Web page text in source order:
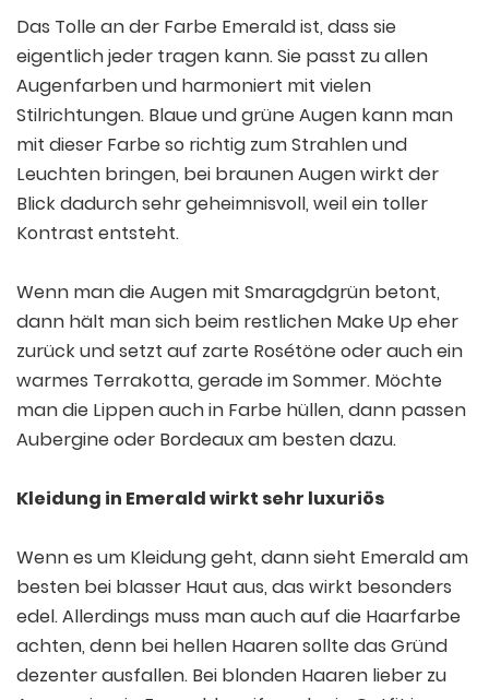
Das Tolle an der Farbe Emerald ist, dass sie
eigentlich jeder tragen kann. Sie passt zu allen
Augenfarben und harmoniert mit vielen
Stilrichtungen. Blaue und grüne Augen kann man
mit dieser Farbe so richtig zum Strahlen und
Leuchten bringen, bei braunen Augen wirkt der
Blick dadurch sehr geheimnisvoll, weil ein toller
Kontrast entsteht.
Wenn man die Augen mit Smaragdgrün betont,
dann hält man sich beim restlichen Make Up eher
zurück und setzt auf zarte Rosétöne oder auch ein
warmes Terrakotta, gerade im Sommer. Möchte
man die Lippen auch in Farbe hüllen, dann passen
Aubergine oder Bordeaux am besten dazu.
Kleidung in Emerald wirkt sehr luxuriös
Wenn es um Kleidung geht, dann sieht Emerald am
besten bei blasser Haut aus, das wirkt besonders
edel. Allerdings muss man auch auf die Haarfarbe
achten, denn bei hellen Haaren sollte das Gründ
dezenter ausfallen. Bei blonden Haaren lieber zu